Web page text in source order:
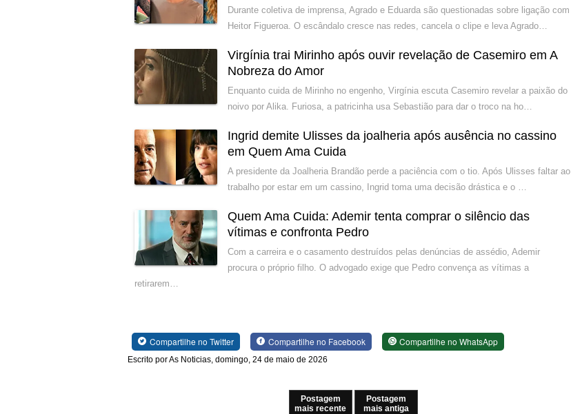
Durante coletiva de imprensa, Agrado e Eduarda são questionadas sobre ligação com
Heitor Figueroa. O escândalo cresce nas redes, cancela o clipe e leva Agrado…
Virgínia trai Mirinho após ouvir revelação de Casemiro em A
Nobreza do Amor
Enquanto cuida de Mirinho no engenho, Virgínia escuta Casemiro revelar a paixão do
noivo por Alika. Furiosa, a patricinha usa Sebastião para dar o troco na ho…
Ingrid demite Ulisses da joalheria após ausência no cassino
em Quem Ama Cuida
A presidente da Joalheria Brandão perde a paciência com o tio. Após Ulisses faltar ao
trabalho por estar em um cassino, Ingrid toma uma decisão drástica e o …
Quem Ama Cuida: Ademir tenta comprar o silêncio das
vítimas e confronta Pedro
Com a carreira e o casamento destruídos pelas denúncias de assédio, Ademir
procura o próprio filho. O advogado exige que Pedro convença as vítimas a
retirarem…
Compartilhe no Twitter Compartilhe no Facebook Compartilhe no WhatsApp
Escrito por As Noticias, domingo, 24 de maio de 2026
Postagem
mais recente
Postagem
mais antiga